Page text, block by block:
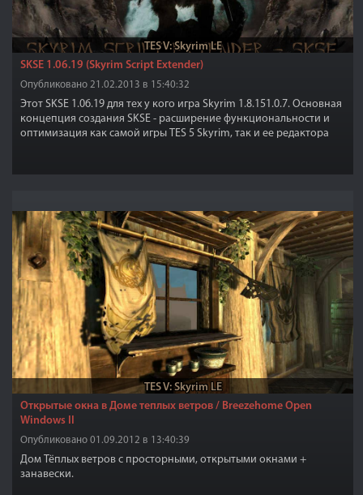
TES V: Skyrim LE
SKSE 1.06.19 (Skyrim Script Extender)
Опубликовано 21.02.2013 в 15:40:32
Этот SKSE 1.06.19 для тех у кого игра Skyrim 1.8.151.0.7. Основная
концепция создания SKSE - расширение функциональности и
оптимизация как самой игры TES 5 Skyrim, так и ее редактора
TES V: Skyrim LE
Открытые окна в Доме теплых ветров / Breezehome Open
Windows II
Опубликовано 01.09.2012 в 13:40:39
Дом Тёплых ветров с просторными, открытыми окнами +
занавески.